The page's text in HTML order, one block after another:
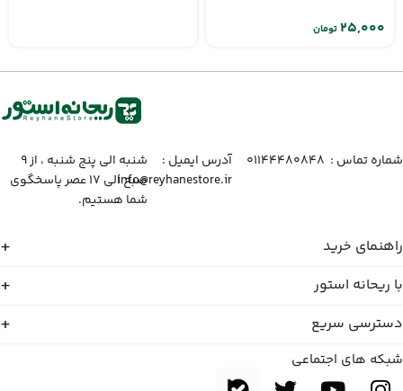
تومان
شماره تماس :‌ ۰۱۱۴۴۴۸۰۸۴۸
آدرس ایمیل :‌
info@reyhanestore.ir
شنبه الی پنج شنبه ، از ۹
صبح الی ۱۷ عصر پاسخگوی
شما هستیم.
راهنمای خرید
با ریحانه استور
دسترسی سریع
شبکه های اجتماعی